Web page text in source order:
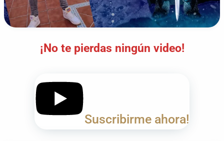
¡No te pierdas ningún video!
Suscribirme ahora!